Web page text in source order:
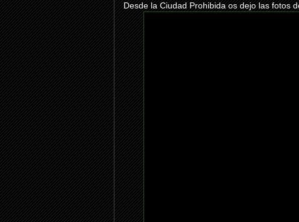
Desde la Ciudad Prohibida os dejo las fotos